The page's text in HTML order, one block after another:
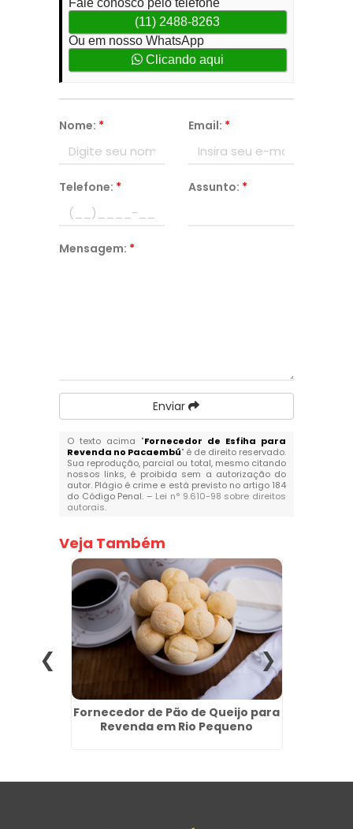
Fale conosco pelo telefone
(11) 2488-8263
Ou em nosso WhatsApp
Clicando aqui
Nome: * Email: *
Telefone: * Assunto: *
Mensagem: *
Enviar
O texto acima "Fornecedor de Esfiha para
Revenda no Pacaembú" é de direito reservado.
Sua reprodução, parcial ou total, mesmo citando
nossos links, é proibida sem a autorização do
autor. Plágio é crime e está previsto no artigo 184
do Código Penal. – Lei n° 9.610-98 sobre direitos
autorais.
Veja Também
Fornecedor de Pão de Queijo para
Revenda em Rio Pequeno